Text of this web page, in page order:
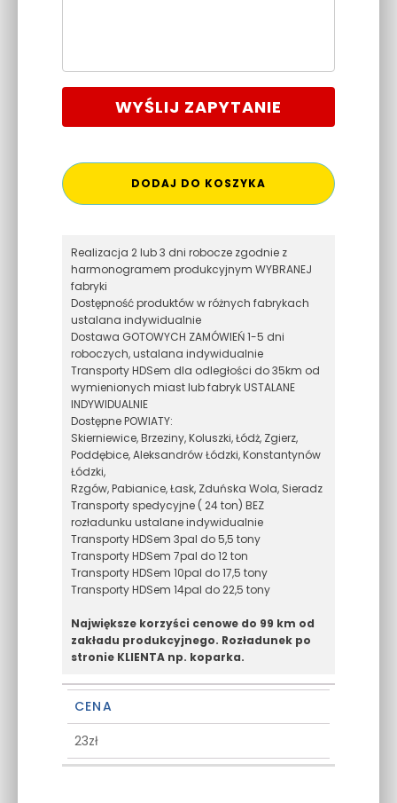
WYŚLIJ ZAPYTANIE
DODAJ DO KOSZYKA
Realizacja 2 lub 3 dni robocze zgodnie z
harmonogramem produkcyjnym WYBRANEJ
fabryki
Dostępność produktów w różnych fabrykach
ustalana indywidualnie
Dostawa GOTOWYCH ZAMÓWIEŃ 1-5 dni
roboczych, ustalana indywidualnie
Transporty HDSem dla odległości do 35km od
wymienionych miast lub fabryk USTALANE
INDYWIDUALNIE
Dostępne POWIATY:
Skierniewice, Brzeziny, Koluszki, Łódż, Zgierz,
Poddębice, Aleksandrów Łódzki, Konstantynów
Łódzki,
Rzgów, Pabianice, Łask, Zduńska Wola, Sieradz
Transporty spedycyjne ( 24 ton) BEZ
rozładunku ustalane indywidualnie
Transporty HDSem 3pal do 5,5 tony
Transporty HDSem 7pal do 12 ton
Transporty HDSem 10pal do 17,5 tony
Transporty HDSem 14pal do 22,5 tony
Największe korzyści cenowe do 99 km od
zakładu produkcyjnego. Rozładunek po
stronie KLIENTA np. koparka.
CENA
23zł